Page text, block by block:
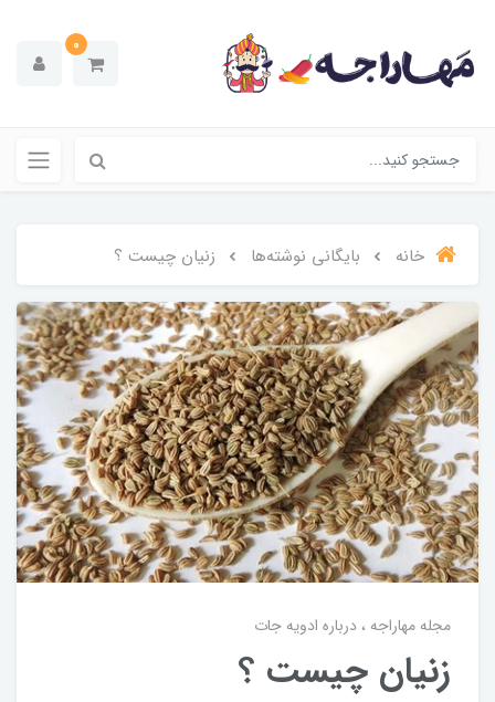
0
خانه بایگانی نوشته‌ها زنیان چیست ؟
مجله مهاراجه درباره ادویه جات
زنیان چیست ؟